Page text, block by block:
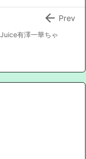
有澤一華ちゃ
 Prev